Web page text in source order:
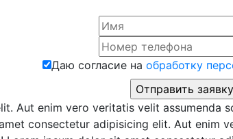
Даю согласие на обработку
Aut enim vero veritatis velit assumenda
consectetur adipisicing elit. Aut enim